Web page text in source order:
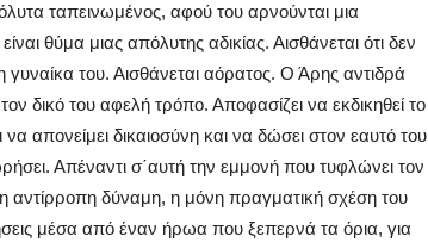
ταπεινωμένος, αφού του αρνούνται μια
θύμα μιας απόλυτης αδικίας. Αισθάνεται ότι δεν
γυναίκα του. Αισθάνεται αόρατος. Ο Άρης αντιδρά
δικό του αφελή τρόπο. Αποφασίζει να εκδικηθεί το
δικαιοσύνη και να δώσει στον εαυτό του
Απέναντι σ΄αυτή την εμμονή που τυφλώνει τον
αντίρροπη δύναμη, η μόνη πραγματική σχέση του
μέσα από έναν ήρωα που ξεπερνά τα όρια, για